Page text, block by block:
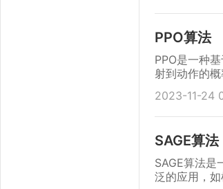
PPO算法
PPO是一种
射到动作的
2023-11-24
SAGE算法
SAGE算法是
泛的应用，